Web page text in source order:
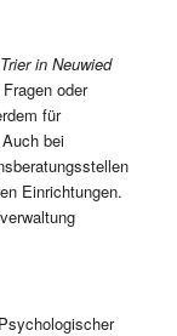
in Neuwied
oder
für
bei
Einrichtungen.